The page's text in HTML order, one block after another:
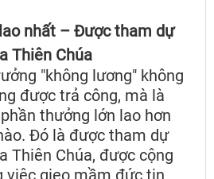
nhất – Được tham dự
Thiên Chúa
"không lương" không
được trả công, mà là
thưởng lớn lao hơn
Đó là được tham dự
Thiên Chúa, được cộng
việc gieo mầm đức tin